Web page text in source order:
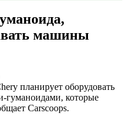
машины
планирует оборудовать
гуманоидами, которые
Carscoops.